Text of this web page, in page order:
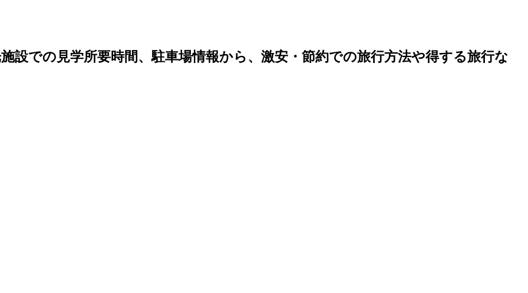
設での見学所要時間、駐車場情報から、激安・節約での旅行方法や得する旅行な